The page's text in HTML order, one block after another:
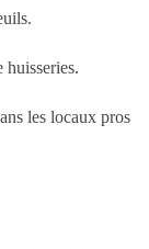
huisseries.
les locaux pros